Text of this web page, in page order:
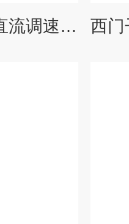
西门子6RA8085直流调速报F60097电源异常